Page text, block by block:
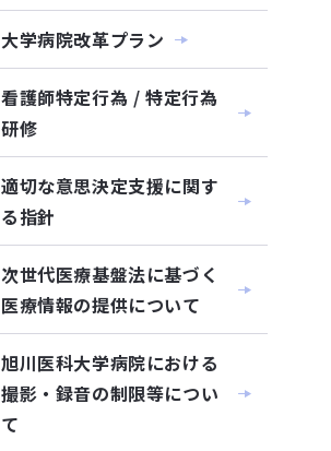
大学病院改革プラン
看護師特定行為 / 特定行為
研修
適切な意思決定支援に関す
る指針
次世代医療基盤法に基づく
医療情報の提供について
旭川医科大学病院における
撮影・録音の制限等につい
て